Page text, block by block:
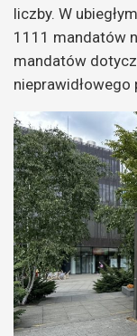
liczby. W
1111 mandatów
mandatów
nieprawidłowego